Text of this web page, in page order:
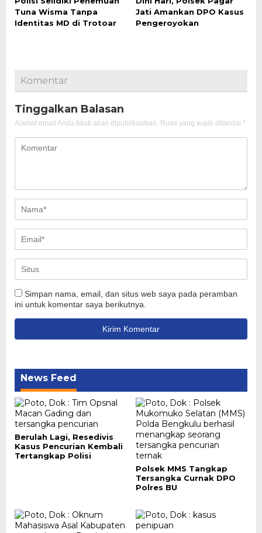
Tuna Wisma Tanpa
Identitas MD di Trotoar
Jati Amankan DPO Kasus
Pengeroyokan
Komentar
Tinggalkan Balasan
Alamat email Anda tidak akan dipublikasikan. Ruas yang wajib ditandai *
Simpan nama, email, dan situs web saya pada peramban
ini untuk komentar saya berikutnya.
News Feed
Berulah Lagi, Resedivis
Kasus Pencurian Kembali
Tertangkap Polisi
Polsek MMS Tangkap
Tersangka Curnak DPO
Polres BU